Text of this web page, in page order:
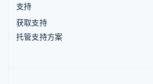
支持
获取支持
托管支持方案